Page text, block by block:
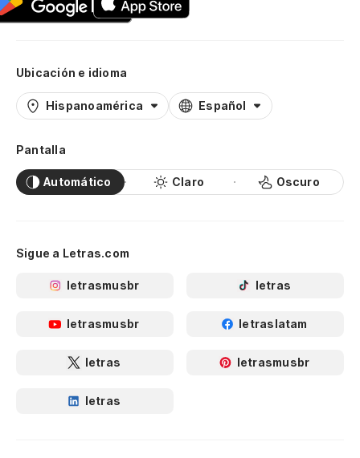
Ubicación e idioma
Hispanoamérica Español
Pantalla
Automático Claro Oscuro
Sigue a Letras.com
letrasmusbr letras
letrasmusbr letraslatam
letras letrasmusbr
letras